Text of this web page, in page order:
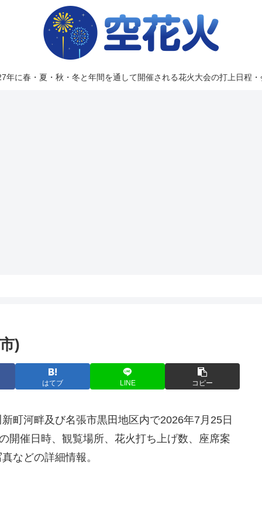
に春・夏・秋・冬と年間を通して開催される花火大会の打上日程
)
はてブ LINE コピー
町河畔及び名張市黒田地区内で2026年7月25日
開催日時、観覧場所、花火打ち上げ数、座席案
などの詳細情報。